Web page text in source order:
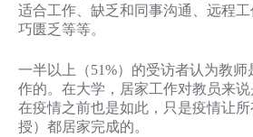
适合工作、缺乏和同事沟通、远程
巧匮乏等等。
一半以上（51%）的受访者认为教师
作的。在大学，居家工作对教员来说
在疫情之前也是如此，只是疫情让
授）都居家完成的。